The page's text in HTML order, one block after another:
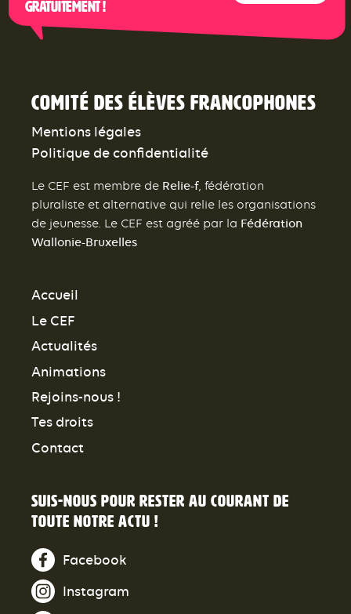
gratuitement !
Comité des élèves francophones
Mentions légales
Politique de confidentialité
Le CEF est membre de Relie-f, fédération
pluraliste et alternative qui relie les organisations
de jeunesse. Le CEF est agréé par la Fédération
Wallonie-Bruxelles
Accueil
Le CEF
Actualités
Animations
Rejoins-nous !
Tes droits
Contact
Suis-nous pour rester au courant de
toute notre actu !
Facebook
Instagram